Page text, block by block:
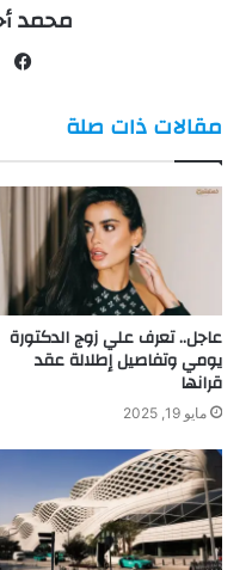
محمد
مقالات ذات صلة
عاجل.. تعرف علي زوج الدكتورة
يومي وتفاصيل إطلالة عقد
قرانها
مايو 19, 2025